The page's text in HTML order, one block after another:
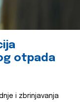
otpada
i zbrinjavanja